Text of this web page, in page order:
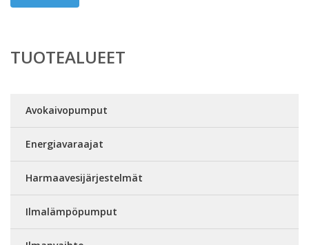
TUOTEALUEET
Avokaivopumput
Energiavaraajat
Harmaavesijärjestelmät
Ilmalämpöpumput